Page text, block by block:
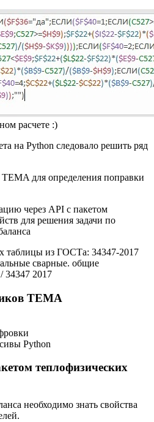
расчете :)
на Python следовало решить ряд
для определения поправки
через API с пакетом
для решения задачи по
таблицы из ГОСТа: 34347-2017
сварные. общие
34347 2017
TEMA
Python
теплофизических
необходимо знать свойства